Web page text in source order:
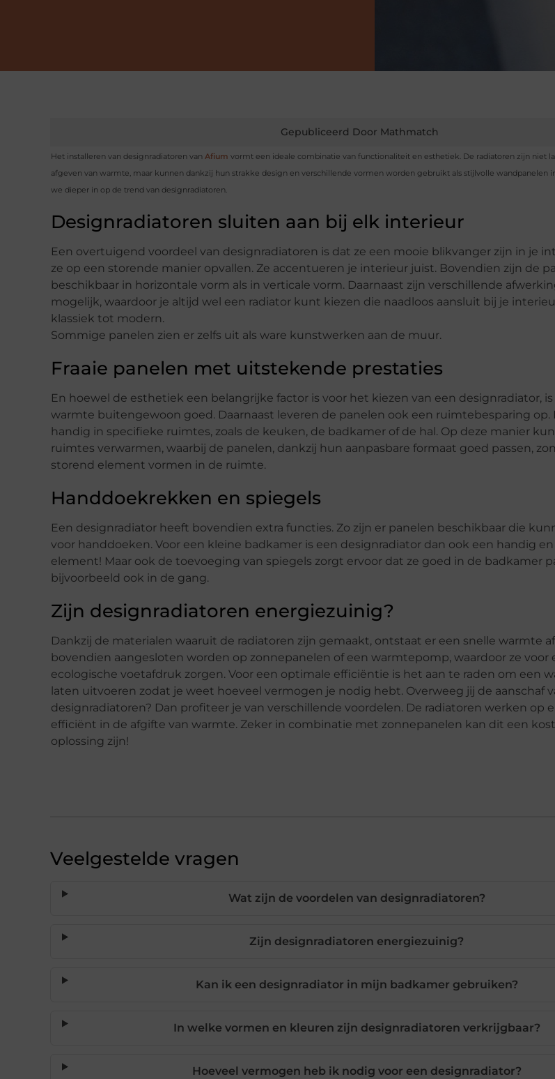
Gepubliceerd Door Mathmatch
Het installeren van designradiatoren van Afium vormt een ideale combinatie van functionaliteit en esthetiek. De radiatoren zijn niet
afgeven van warmte, maar kunnen dankzij hun strakke design en verschillende vormen worden gebruikt als stijlvolle wandpanelen
we dieper in op de trend van designradiatoren.
Designradiatoren sluiten aan bij elk interieur
Een overtuigend voordeel van designradiatoren is dat ze een mooie blikvanger zijn in je
ze op een storende manier opvallen. Ze accentueren je interieur juist. Bovendien zijn de
beschikbaar in horizontale vorm als in verticale vorm. Daarnaast zijn verschillende
mogelijk, waardoor je altijd wel een radiator kunt kiezen die naadloos aansluit bij je
klassiek tot modern.
Sommige panelen zien er zelfs uit als ware kunstwerken aan de muur.
Fraaie panelen met uitstekende prestaties
En hoewel de esthetiek een belangrijke factor is voor het kiezen van een designradiator,
warmte buitengewoon goed. Daarnaast leveren de panelen ook een ruimtebesparing op.
handig in specifieke ruimtes, zoals de keuken, de badkamer of de hal. Op deze manier
ruimtes verwarmen, waarbij de panelen, dankzij hun aanpasbare formaat goed passen,
storend element vormen in de ruimte.
Handdoekrekken en spiegels
Een designradiator heeft bovendien extra functies. Zo zijn er panelen beschikbaar die
voor handdoeken. Voor een kleine badkamer is een designradiator dan ook een handig
element! Maar ook de toevoeging van spiegels zorgt ervoor dat ze goed in de badkamer
bijvoorbeeld ook in de gang.
Zijn designradiatoren energiezuinig?
Dankzij de materialen waaruit de radiatoren zijn gemaakt, ontstaat er een snelle warmte
bovendien aangesloten worden op zonnepanelen of een warmtepomp, waardoor ze voor
ecologische voetafdruk zorgen. Voor een optimale efficiëntie is het aan te raden om een
laten uitvoeren zodat je weet hoeveel vermogen je nodig hebt. Overweeg jij de aanschaf
designradiatoren? Dan profiteer je van verschillende voordelen. De radiatoren werken op
efficiënt in de afgifte van warmte. Zeker in combinatie met zonnepanelen kan dit een
oplossing zijn!
Veelgestelde vragen
Wat zijn de voordelen van designradiatoren?
Zijn designradiatoren energiezuinig?
Kan ik een designradiator in mijn badkamer gebruiken?
In welke vormen en kleuren zijn designradiatoren verkrijgbaar?
Hoeveel vermogen heb ik nodig voor een designradiator?